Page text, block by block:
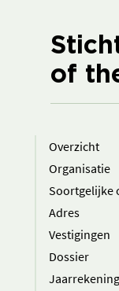
of
Overzicht
Organisatie
Soortgelijke
Adres
Vestigingen
Dossier